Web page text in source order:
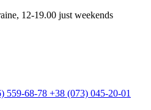
12-19.00 just weekends
559-68-78 +38 (073) 045-20-01